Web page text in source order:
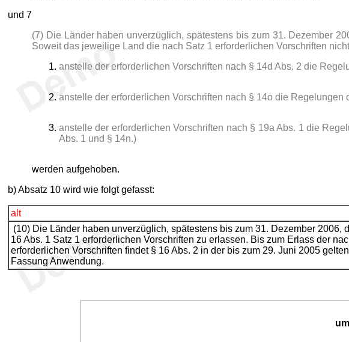
und 7
(7) Die Länder haben unverzüglich, spätestens bis zum 31. Dezember
Soweit das jeweilige Land die nach Satz 1 erforderlichen Vorschriften
anstelle der erforderlichen Vorschriften nach § 14d Abs. 2 die
anstelle der erforderlichen Vorschriften nach § 14o die
anstelle der erforderlichen Vorschriften nach § 19a Abs. 1 die
Abs. 1 und § 14n.)
werden aufgehoben.
b) Absatz 10 wird wie folgt gefasst:
alt
(10) Die Länder haben unverzüglich, spätestens bis zum 31. Dezember 2006,
16 Abs. 1 Satz 1 erforderlichen Vorschriften zu erlassen. Bis zum Erlass der
erforderlichen Vorschriften findet § 16 Abs. 2 in der bis zum 29. Juni 2005
Fassung Anwendung.